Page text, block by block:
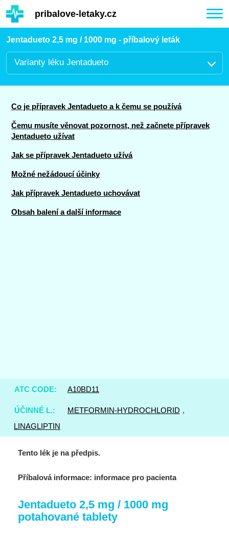
Hauptinhalt
pribalove-letaky.cz
Jentadueto 2,5 mg / 1000 mg - příbalový leták
Varianty léku Jentadueto
Co je přípravek Jentadueto a k čemu se používá
Čemu musíte věnovat pozornost, než začnete přípravek
Jentadueto užívat
Jak se přípravek Jentadueto užívá
Možné nežádoucí účinky
Jak přípravek Jentadueto uchovávat
Obsah balení a další informace
ATC CODE: A10BD11
ÚČINNÉ L.: METFORMIN-HYDROCHLORID ,
LINAGLIPTIN
Tento lék je na předpis.
Příbalová informace: informace pro pacienta
Jentadueto 2,5 mg / 1000 mg
potahované tablety